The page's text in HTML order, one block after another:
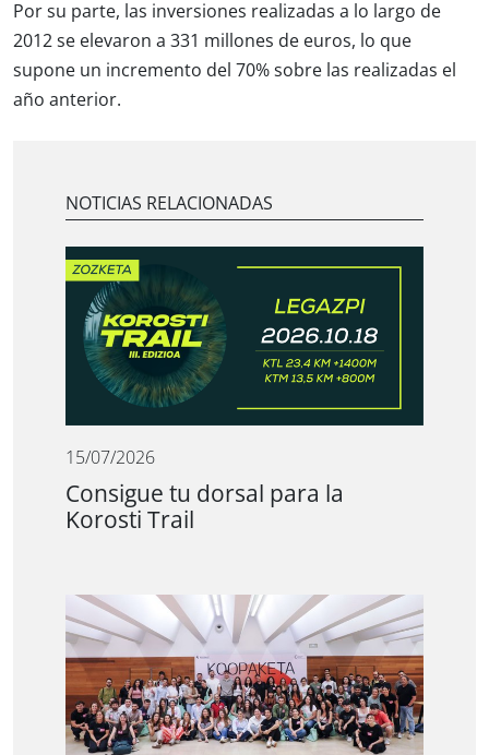
Por su parte, las inversiones realizadas a lo largo de
2012 se elevaron a 331 millones de euros, lo que
supone un incremento del 70% sobre las realizadas el
año anterior.
NOTICIAS RELACIONADAS
15/07/2026
Consigue tu dorsal para la
Korosti Trail